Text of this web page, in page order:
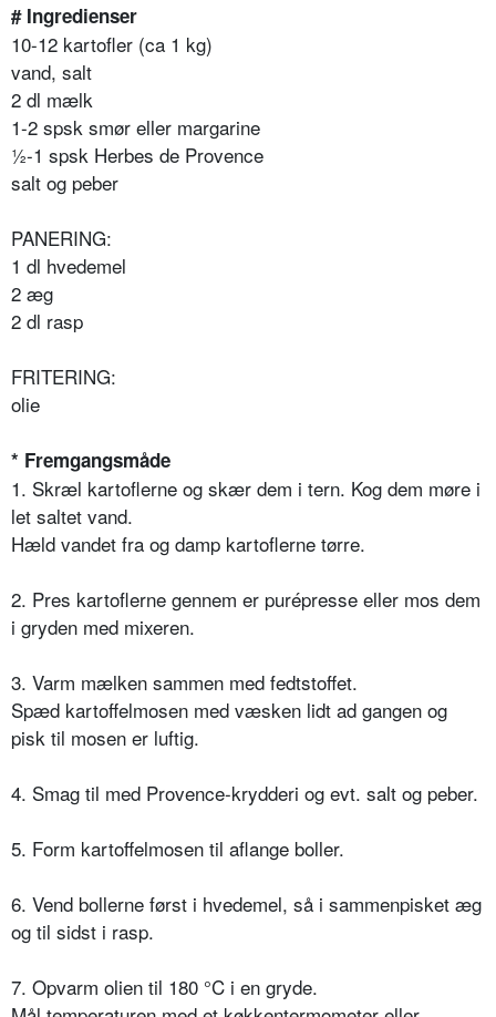
# Ingredienser
10-12 kartofler (ca 1 kg)
vand, salt
2 dl mælk
1-2 spsk smør eller margarine
½-1 spsk Herbes de Provence
salt og peber
PANERING:
1 dl hvedemel
2 æg
2 dl rasp
FRITERING:
olie
* Fremgangsmåde
1. Skræl kartoflerne og skær dem i tern. Kog dem møre i
let saltet vand.
Hæld vandet fra og damp kartoflerne tørre.
2. Pres kartoflerne gennem er purépresse eller mos dem
i gryden med mixeren.
3. Varm mælken sammen med fedtstoffet.
Spæd kartoffelmosen med væsken lidt ad gangen og
pisk til mosen er luftig.
4. Smag til med Provence-krydderi og evt. salt og peber.
5. Form kartoffelmosen til aflange boller.
6. Vend bollerne først i hvedemel, så i sammenpisket æg
og til sidst i rasp.
7. Opvarm olien til 180 °C i en gryde.